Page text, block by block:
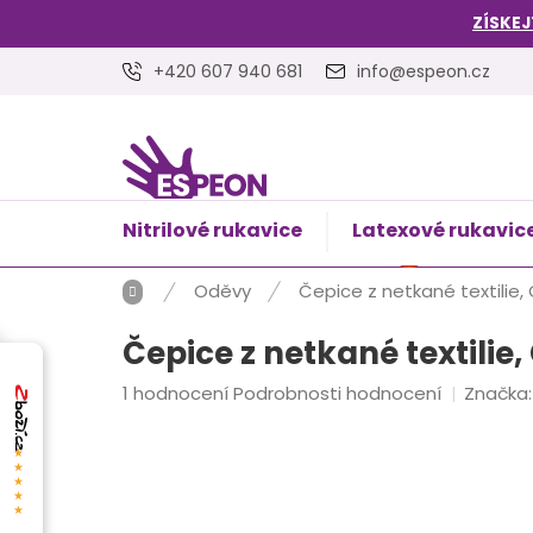
+420 607 940 681 info@espeon.cz
NÁKUPNÍ
KOŠÍK
Prázdný
Nitrilové rukavice Latexové
DomůOděvy Čepice z netkané textilie,
Čepice z netkané textilie,
Průměrné
1 hodnoceníPodrobnosti hodnocení
★★★★★